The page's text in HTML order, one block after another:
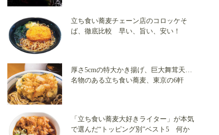
立ち食い蕎麦チェーン店のコロッケそ
ば、徹底比較 早い、旨い、安い！
厚さ5cmの特大かき揚げ、巨大舞茸天…
名物のある立ち食い蕎麦、東京の6軒
「立ち食い蕎麦大好きライター」が本気
で選んだ“トッピング別”ベスト5 何か